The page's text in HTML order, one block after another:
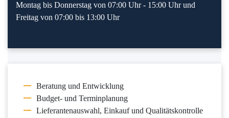
Montag bis Donnerstag von 07:00 Uhr - 15:00 Uhr und
Freitag von 07:00 bis 13:00 Uhr
Beratung und Entwicklung
Budget- und Terminplanung
Lieferantenauswahl, Einkauf und Qualitätskontrolle